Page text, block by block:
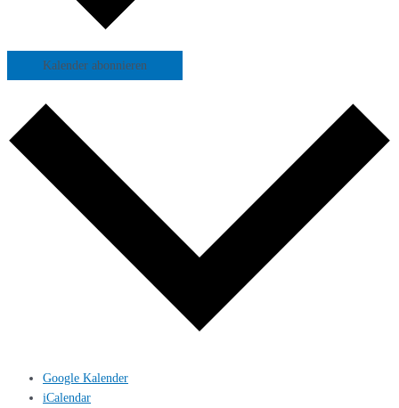
Kalender abonnieren
Google Kalender
iCalendar